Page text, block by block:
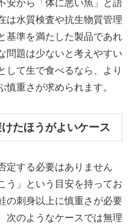
安から「体に悪い魚」と語
は水質検査や抗生物質管理
基準を満たした製品であれ
問題は少ないと考えやすい
して生で食べるなら、より
重さが求められます。
たほうがよいケース
定する必要はありません
う」という目安を持ってお
の刺身以上に慎重さが必要
次のようなケースでは無理